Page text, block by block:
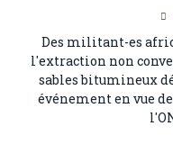
Des militant-es
l'extraction non
sables bitumineux
événement en vue